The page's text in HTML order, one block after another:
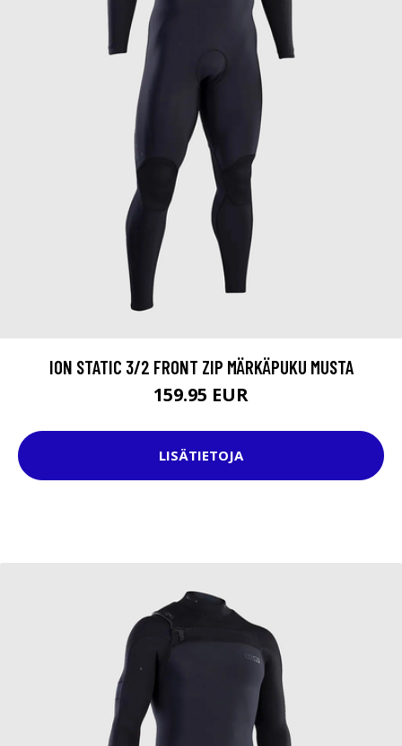
ION STATIC 3/2 FRONT ZIP MÄRKÄPUKU MUSTA
159.95 EUR
LISÄTIETOJA